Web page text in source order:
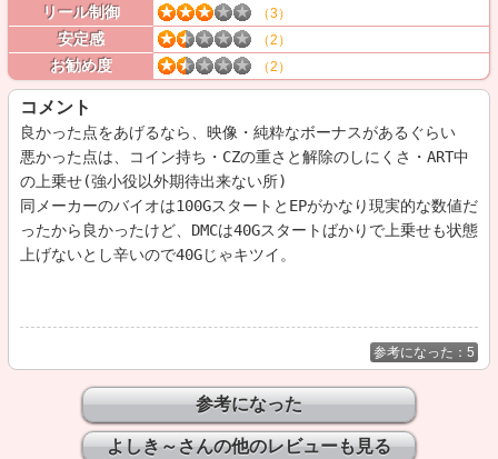
リール制御 （3）
安定感 （2）
お勧め度 （2）
コメント
良かった点をあげるなら、映像・純粋なボーナスがあるぐらい
悪かった点は、コイン持ち・CZの重さと解除のしにくさ・ART中
の上乗せ(強小役以外期待出来ない所)
同メーカーのバイオは100GスタートとEPがかなり現実的な数値だ
ったから良かったけど、DMCは40Gスタートばかりで上乗せも状態
上げないとし辛いので40Gじゃキツイ。
参考になった：5
よしき～さんの他のレビューも見る